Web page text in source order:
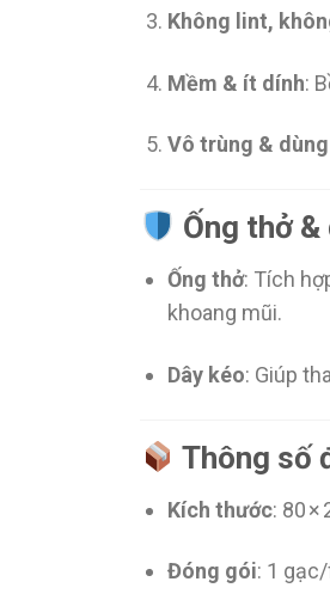
Không lint,
Mềm & ít dính:
Vô trùng &
Ống thở &
Ống thở: Tích
khoang mũi.
Dây kéo: Giúp
Thông số
Kích thước: 80 ×
Đóng gói: 1